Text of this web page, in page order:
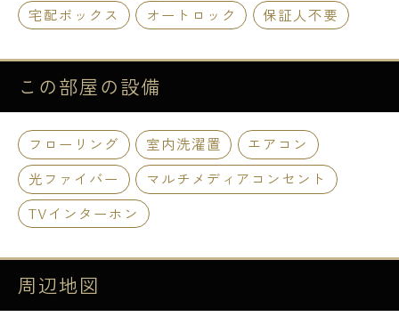
宅配ボックス
オートロック 保証人不要
この部屋の設備
フローリング 室内洗濯置
エアコン
光ファイバー
マルチメディアコンセント
TVインターホン
周辺地図